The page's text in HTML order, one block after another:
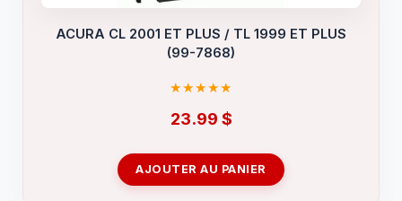
ACURA CL 2001 ET PLUS / TL 1999 ET PLUS
(99-7868)
23.99 $
AJOUTER AU PANIER